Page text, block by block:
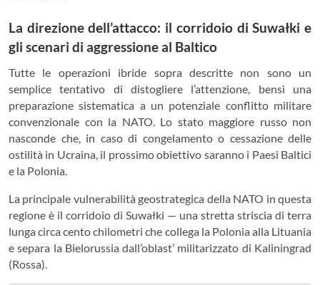
La direzione dell’attacco: il corridoio di Suwałki e
gli scenari di aggressione al Baltico
Tutte le operazioni ibride sopra descritte non sono un
semplice tentativo di distogliere l’attenzione, bensì una
preparazione sistematica a un potenziale conflitto militare
convenzionale con la NATO. Lo stato maggiore russo non
nasconde che, in caso di congelamento o cessazione delle
ostilità in Ucraina, il prossimo obiettivo saranno i Paesi Baltici
e la Polonia.
La principale vulnerabilità geostrategica della NATO in questa
regione è il corridoio di Suwałki — una stretta striscia di terra
lunga circa cento chilometri che collega la Polonia alla Lituania
e separa la Bielorussia dall’oblast’ militarizzato di Kaliningrad
(Rossa).